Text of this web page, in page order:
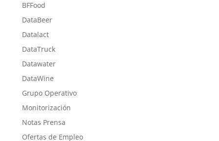
BFFood
DataBeer
Datalact
DataTruck
Datawater
DataWine
Grupo Operativo
Monitorización
Notas Prensa
Ofertas de Empleo